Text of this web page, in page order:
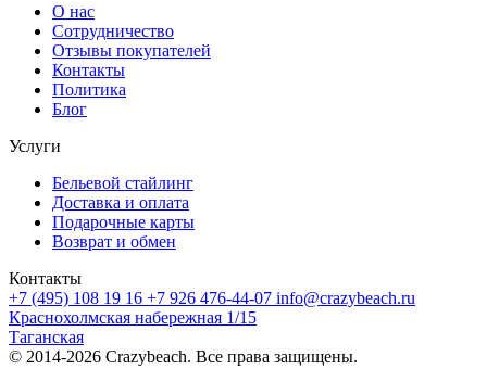
О нас
Сотрудничество
Отзывы покупателей
Контакты
Политика
Блог
Услуги
Бельевой стайлинг
Доставка и оплата
Подарочные карты
Возврат и обмен
Контакты
+7 (495) 108 19 16 +7 926 476-44-07 info@crazybeach.ru
Краснохолмская набережная 1/15
Таганская
© 2014-2026 Crazybeach. Все права защищены.